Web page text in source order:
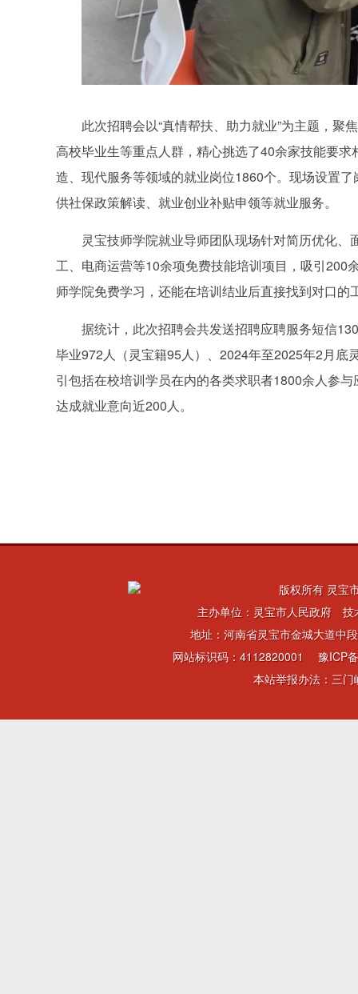
此次招聘会以“真情帮扶、助力就业”为主题，
高校毕业生等重点人群，精心挑选了40余家技能要
造、现代服务等领域的就业岗位1860个。现场设置
供社保政策解读、就业创业补贴申领等就业服务。
灵宝技师学院就业导师团队现场针对简历优化
工、电商运营等10余项免费技能培训项目，吸引200
师学院免费学习，还能在培训结业后直接找到对口的
据统计，此次招聘会共发送招聘应聘服务短信
毕业972人（灵宝籍95人）、2024年至2025年2月
引包括在校培训学员在内的各类求职者1800余人参
达成就业意向近200人。
版权所有 灵宝
主办单位：灵宝市人民政府 技
地址：河南省灵宝市金城大道
网站标识码：4112820001 豫ICP
本站举报办法：三